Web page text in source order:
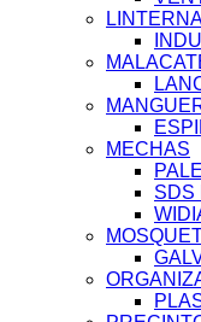
MECHAS
SDS